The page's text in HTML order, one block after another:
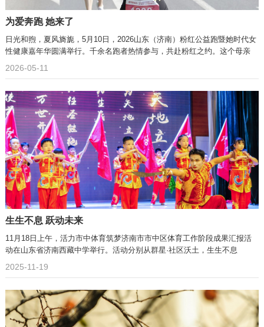
为爱奔跑 她来了
日光和煦，夏风旖旎，5月10日，2026山东（济南）粉红公益跑暨她时代女
性健康嘉年华圆满举行。千余名跑者热情参与，共赴粉红之约。这个母亲
2026-05-11
生生不息 跃动未来
11月18日上午，活力市中体育筑梦济南市市中区体育工作阶段成果汇报活
动在山东省济南西藏中学举行。活动分别从群星·社区沃土，生生不息
2025-11-19